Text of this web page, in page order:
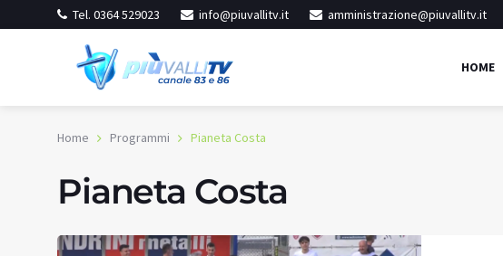
Tel. 0364 529023 info@piuvallitv.it amministrazione@piuvallitv.it
HOME
Home Programmi Pianeta Costa
Pianeta Costa